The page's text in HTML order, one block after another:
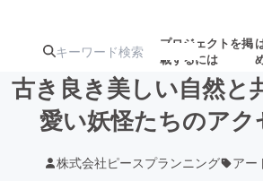
プロジェクトを掲
載するには
人気のプロ
ジェクト
注目のリ
ターン
注目の新着プロ
ジェクト
募集終
ロジェ
古き良き美しい自然と
愛い妖怪たちのアク
株式会社ピースプランニング アー